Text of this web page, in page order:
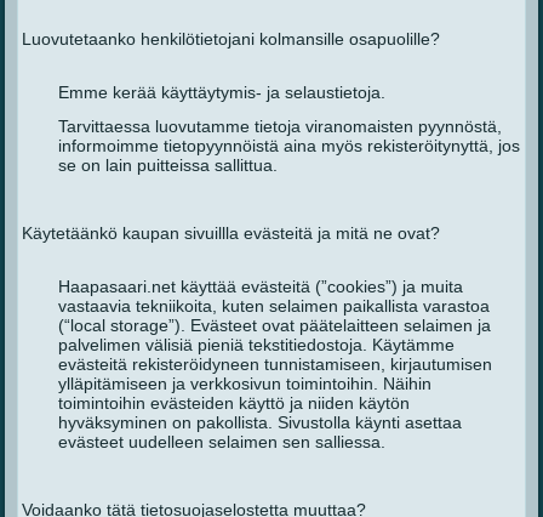
Luovutetaanko henkilötietojani kolmansille osapuolille?
Emme kerää käyttäytymis- ja selaustietoja.
Tarvittaessa luovutamme tietoja viranomaisten pyynnöstä,
informoimme tietopyynnöistä aina myös rekisteröitynyttä, jos
se on lain puitteissa sallittua.
Käytetäänkö kaupan sivuillla evästeitä ja mitä ne ovat?
Haapasaari.net käyttää evästeitä (”cookies”) ja muita
vastaavia tekniikoita, kuten selaimen paikallista varastoa
(“local storage”). Evästeet ovat päätelaitteen selaimen ja
palvelimen välisiä pieniä tekstitiedostoja. Käytämme
evästeitä rekisteröidyneen tunnistamiseen, kirjautumisen
ylläpitämiseen ja verkkosivun toimintoihin. Näihin
toimintoihin evästeiden käyttö ja niiden käytön
hyväksyminen on pakollista. Sivustolla käynti asettaa
evästeet uudelleen selaimen sen salliessa.
Voidaanko tätä tietosuojaselostetta muuttaa?